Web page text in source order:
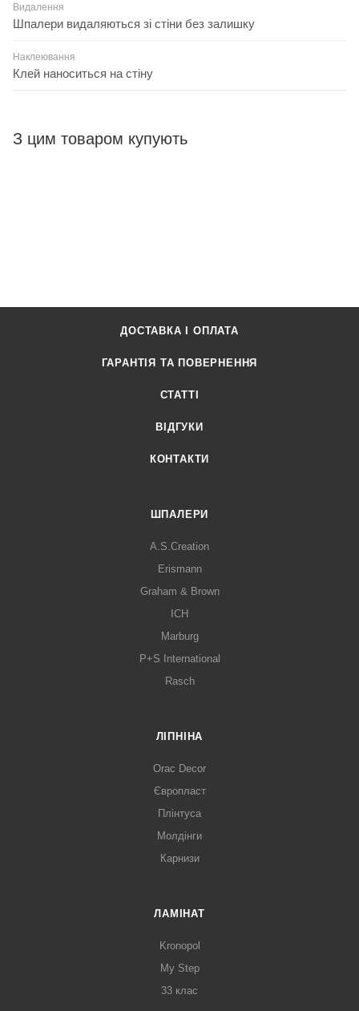
Видалення
Шпалери видаляються зі стіни без залишку
Наклеювання
Клей наноситься на стіну
З цим товаром купують
ДОСТАВКА І ОПЛАТА
ГАРАНТІЯ ТА ПОВЕРНЕННЯ
СТАТТІ
ВІДГУКИ
КОНТАКТИ
ШПАЛЕРИ
A.S.Creation
Erismann
Graham & Brown
ICH
Marburg
P+S International
Rasch
ЛІПНІНА
Orac Decor
Європласт
Плінтуса
Молдінги
Карнизи
ЛАМІНАТ
Kronopol
My Step
33 клас